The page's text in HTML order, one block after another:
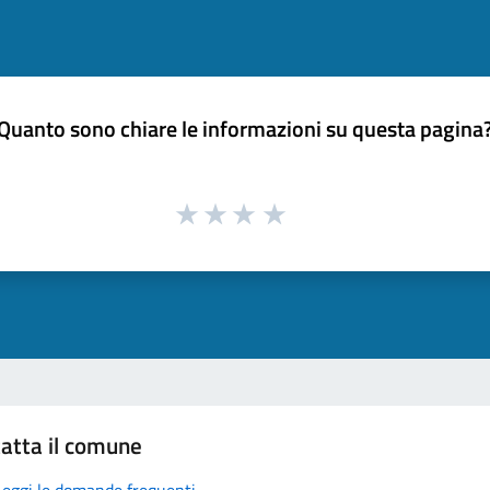
sono chiare le informazioni su questa
il comune